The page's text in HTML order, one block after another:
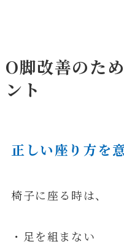
O脚改善のた
ント
正しい座り方を
椅子に座る時は、
・足を組まない